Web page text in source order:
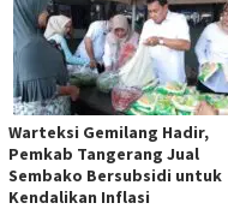
Warteksi Gemilang Hadir,
Pemkab Tangerang Jual
Sembako Bersubsidi untuk
Kendalikan Inflasi